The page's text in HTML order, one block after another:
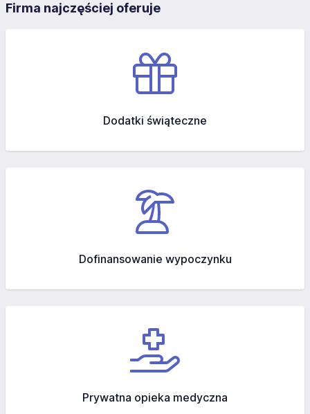
Firma najczęściej oferuje
Dodatki świąteczne
Dofinansowanie wypoczynku
Prywatna opieka medyczna